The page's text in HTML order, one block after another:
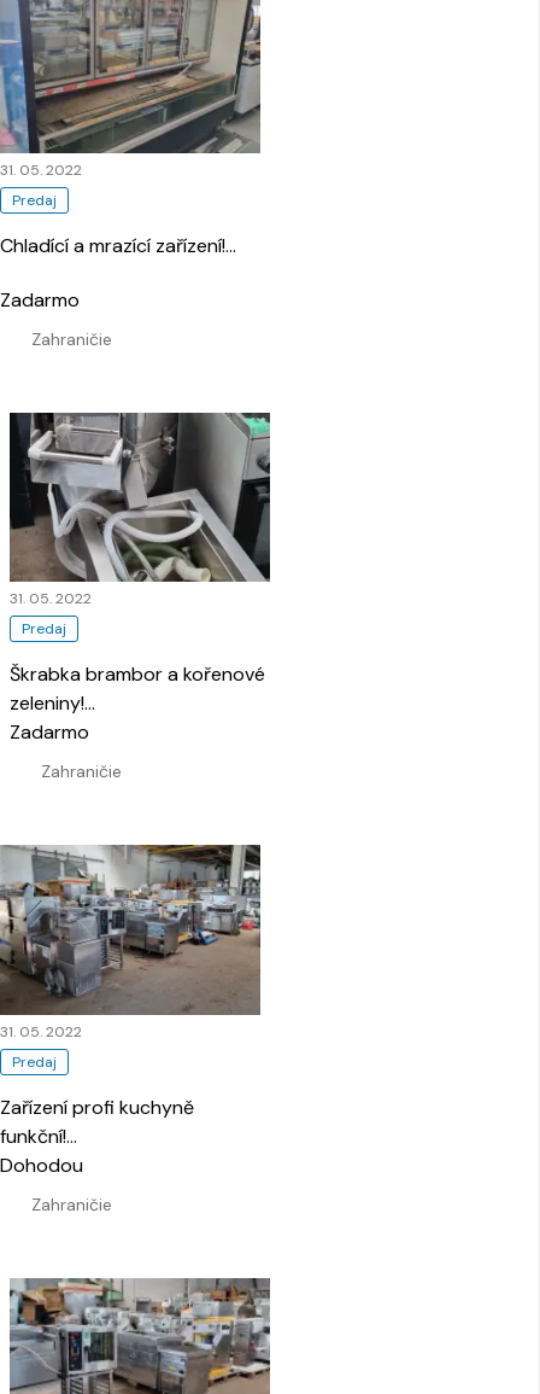
Predaj
31. 05. 2022
Chladící a mrazící zařízení!…
Zahraničie
Zadarmo
Predaj
31. 05. 2022
Škrabka brambor a kořenové
zeleniny!…
Zahraničie
Zadarmo
Predaj
31. 05. 2022
Zařízení profi kuchyně
funkční!…
Zahraničie
Dohodou